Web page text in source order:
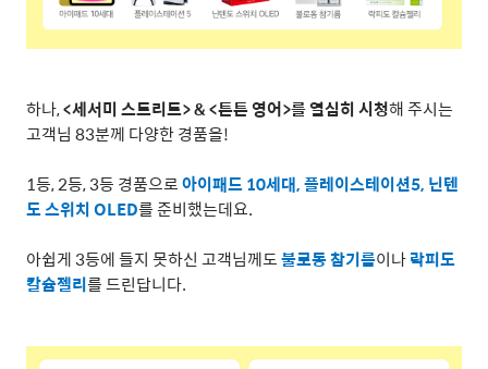
하나,<세서미 스트리트> & <튼튼 영어>를 열심히 시청해 주시는
고객님 83분께 다양한 경품을!
1등, 2등, 3등 경품으로아이패드10세대,플레이스테이션5, 닌텐
도 스위치OLED를 준비했는데요.
아쉽게3등에 들지 못하신 고객님께도불로동 참기름이나락피도
칼슘젤리를 드린답니다.